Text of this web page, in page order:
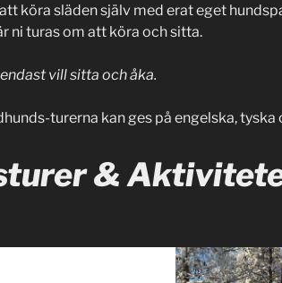
köra släden själv med erat eget
ni turas om att köra och sitta.
vill sitta och åka.
turerna kan ges på engelska, tyska
&